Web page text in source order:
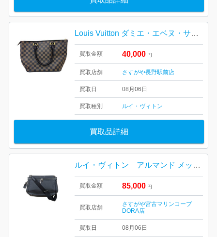
Louis Vuitton ダミエ・エベヌ・サレヤ PMトートバッグ
買取金額 40,000 円
買取店舗 さすがや長野駅前店
買取日 08月06日
買取種別 ルイ・ヴィトン
買取品詳細
ルイ・ヴィトン アルマンド メッセンジャー M42684
買取金額 85,000 円
買取店舗
さすがや宮古マリンコープ
DORA店
買取日 08月06日